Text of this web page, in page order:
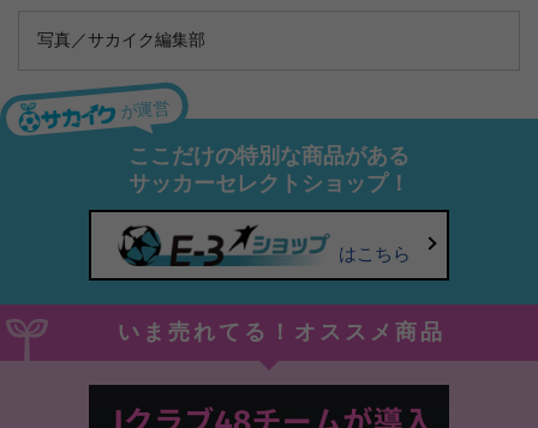
写真／サカイク編集部
が運営
ここだけの特別な商品がある
サッカーセレクトショップ！
はこちら
いま売れてる！オススメ商品